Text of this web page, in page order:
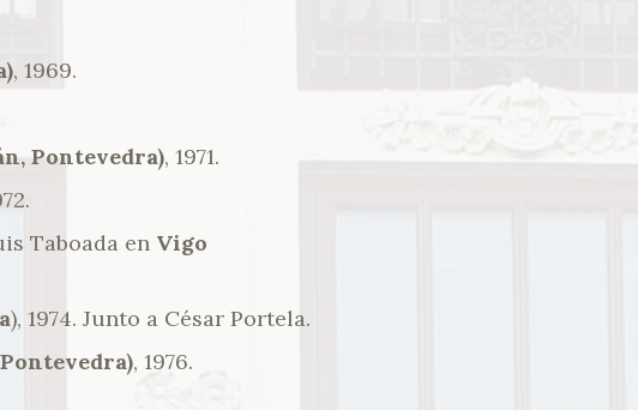
, 1969.
Pontevedra), 1971.
Taboada en Vigo
), 1974. Junto a César Portela.
, 1976.